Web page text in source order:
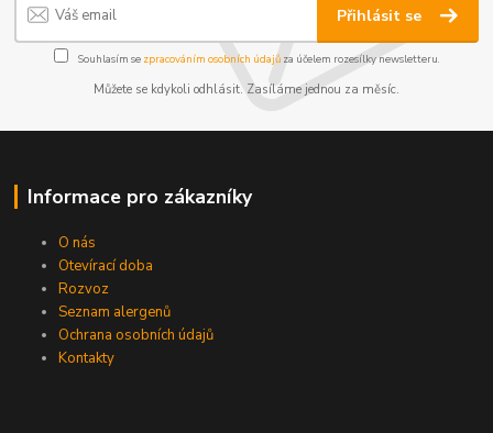
Přihlásit se
Souhlasím se zpracováním osobních údajůza účelem rozesílky newsletteru.
Můžete se kdykoli odhlásit. Zasíláme jednou za měsíc.
Informace pro zákazníky
O nás
Otevírací doba
Rozvoz
Seznam alergenů
Ochrana osobních údajů
Kontakty